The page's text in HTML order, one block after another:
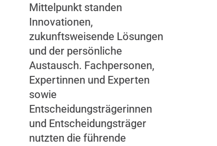
Mittelpunkt standen
Innovationen,
zukunftsweisende Lösungen
und der persönliche
Austausch. Fachpersonen,
Expertinnen und Experten
sowie
Entscheidungsträgerinnen
und Entscheidungsträger
nutzten die führende